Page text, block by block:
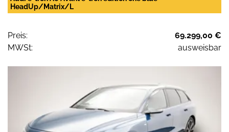
HeadUp/Matrix/L
Preis:
69.299,00 €
MWSt:
ausweisbar